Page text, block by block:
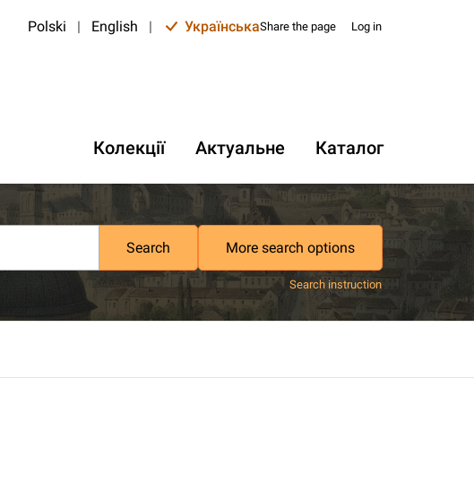
Polski | English | УкраїнськаShare the page Log in
Колекції Актуальне Каталог
Search More search options
Search instruction